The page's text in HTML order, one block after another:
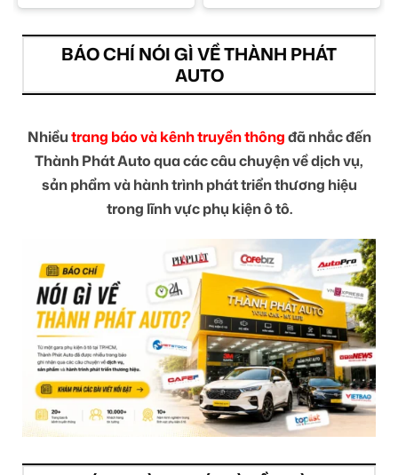
BÁO CHÍ NÓI GÌ VỀ THÀNH PHÁT
AUTO
Nhiềutrang báo và kênh truyền thôngđã nhắc đến
Thành Phát Auto qua các câu chuyện về dịch vụ,
sản phẩm và hành trình phát triển thương hiệu
trong lĩnh vực phụ kiện ô tô.